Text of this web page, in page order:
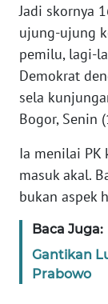
Jadi skornya
ujung-ujung
pemilu, lagi-
Demokrat
sela
Bogor, Senin
Ia menilai PK
masuk akal.
bukan aspek
Baca Juga:
Gantikan
Prabowo
WN
PAPUA
BARAT
WN
RIAU
WN
SERAMBI
WN
WN